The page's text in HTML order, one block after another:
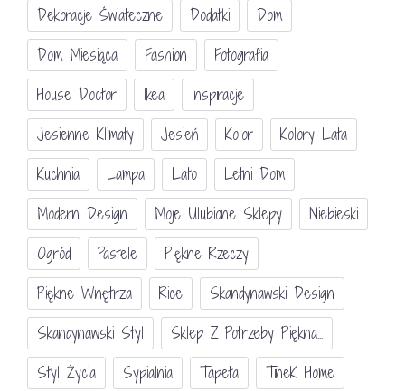
Dekoracje Świateczne
Dodatki
Dom
Dom Miesiąca
Fashion
Fotografia
House Doctor
Ikea
Inspiracje
Jesienne Klimaty
Jesień Kolor
Kolory Lata
Kuchnia
Lampa Lato
Letni Dom
Modern Design
Moje Ulubione Sklepy
Niebieski
Ogród
Pastele
Piękne Rzeczy
Piękne Wnętrza
Rice
Skandynawski Design
Skandynawski Styl
Sklep Z Potrzeby Piękna...
Styl Życia
Sypialnia Tapeta
TineK Home